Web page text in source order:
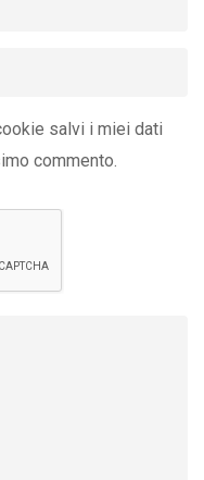
salvi i miei dati
commento.